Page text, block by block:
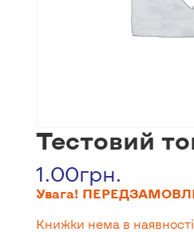
Тестовий
1.00грн.
Увага!
Книжки нема в